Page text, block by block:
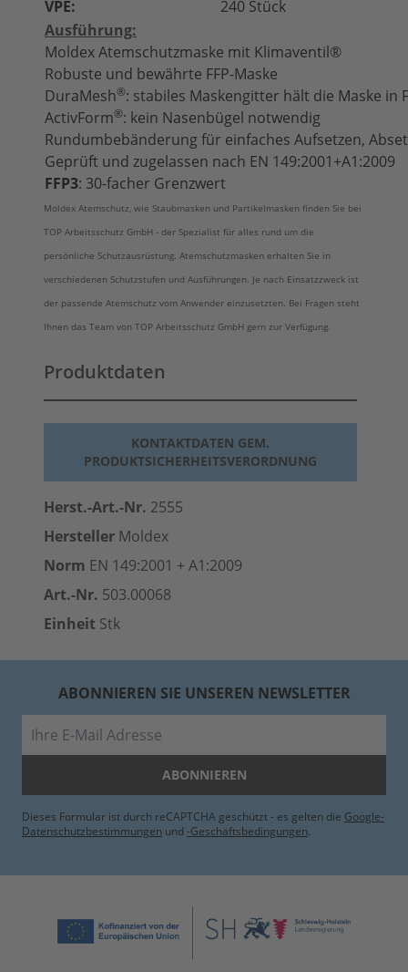
VPE:
240 Stück
Ausführung:
Moldex Atemschutzmaske mit Klimaventil®
Robuste und bewährte FFP-Maske
DuraMesh®: stabiles Maskengitter hält die Maske in
ActivForm®: kein Nasenbügel notwendig
Rundumbebänderung für einfaches Aufsetzen,
Geprüft und zugelassen nach EN 149:2001+A1:2009
FFP3: 30-facher Grenzwert
Moldex Atemschutz, wie Staubmasken und Partikelmasken finden Sie bei
TOP Arbeitsschutz GmbH - der Spezialist für alles rund um die
persönliche Schutzausrüstung. Atemschutzmasken erhalten Sie in
verschiedenen Schutzstufen und Ausführungen. Je nach Einsatzzweck ist
der passende Atemschutz vom Anwender einzusetzten. Bei Fragen steht
Ihnen das Team von TOP Arbeitsschutz GmbH gern zur Verfügung.
Produktdaten
KONTAKTDATEN GEM.
PRODUKTSICHERHEITSVERORDNUNG
Herst.-Art.-Nr. 2555
Hersteller Moldex
Norm EN 149:2001 + A1:2009
Art.-Nr. 503.00068
Einheit Stk
ABONNIEREN SIE UNSEREN NEWSLETTER
ABONNIEREN
Dieses Formular ist durch reCAPTCHA geschützt - es gelten die Google-
Datenschutzbestimmungen und -Geschäftsbedingungen.